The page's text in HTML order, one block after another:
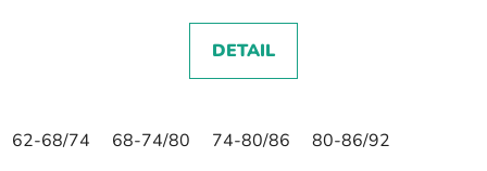
DETAIL
62-68/74 68-74/80 74-80/86 80-86/92